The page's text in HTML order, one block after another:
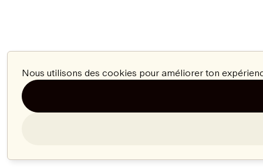
Nous utilisons des cookies pour améliorer ton